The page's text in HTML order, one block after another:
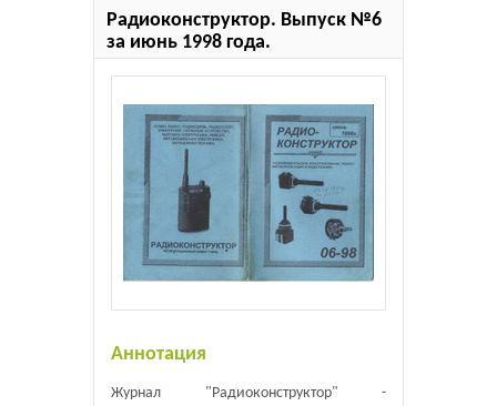
Радиоконструктор. Выпуск №6
за июнь 1998 года.
Аннотация
Журнал "Радиоконструктор" -